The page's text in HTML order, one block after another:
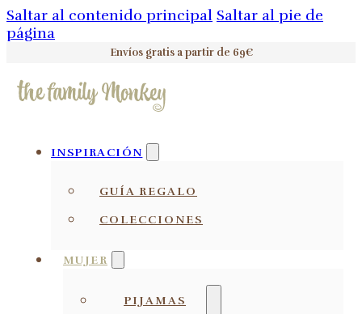
Saltar al contenido principal Saltar al pie de
página
Envíos gratis a partir de 69€
INSPIRACIÓN
GUÍA REGALO
COLECCIONES
MUJER
PIJAMAS